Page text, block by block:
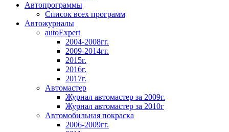
Автопрограммы
Список всех программ
Автожурналы
autoExpert
2004-2008гг.
2009-2014гг.
2015г.
2016г.
2017г.
Автомастер
Журнал автомастер за 2009г.
Журнал автомастер за 2010г
Автомобильная покраска
2006-2009гг.